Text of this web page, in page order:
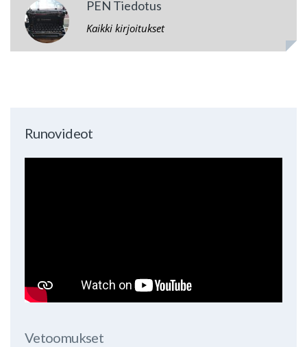
PEN Tiedotus
Kaikki kirjoitukset
Runovideot
Vetoomukset